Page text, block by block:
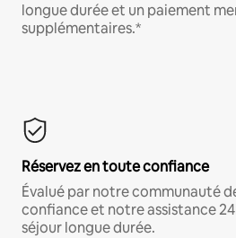
longue durée et un paiement
supplémentaires.*
Réservez en toute confiance
Évalué par notre communauté
confiance et notre assistance
séjour longue durée.